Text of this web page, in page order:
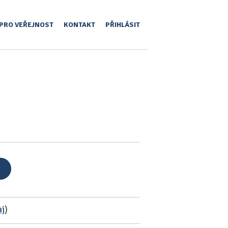
VEŘEJNOST KONTAKT PŘIHLÁSIT
)